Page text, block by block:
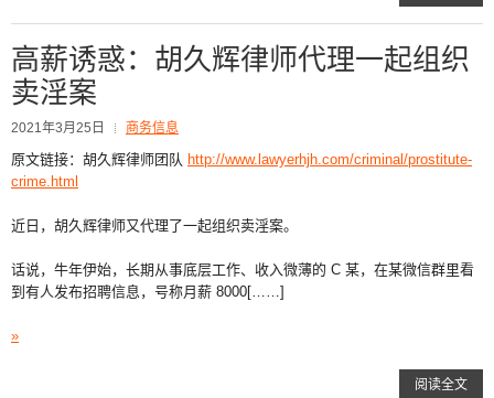
高薪诱惑：胡久辉律师代理一起组织
卖淫案
2021年3月25日 商务信息
原文链接：胡久辉律师团队 http://www.lawyerhjh.com/criminal/prostitute-
crime.html
近日，胡久辉律师又代理了一起组织卖淫案。
话说，牛年伊始，长期从事底层工作、收入微薄的 C 某，在某微信群里看
到有人发布招聘信息，号称月薪 8000[……]
»
阅读全文